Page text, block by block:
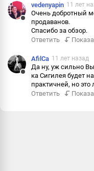
vedenyapin 11 лет
Очень добротный
продаванов.
Спасибо за обзор.
Ответить
AfilCa 11 лет назад
Да ну, уж сильно
ка Сигилея будет
практичней, но
Ответить